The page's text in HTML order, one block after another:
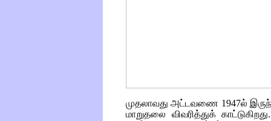
முதலாவது அட்டவணை 1947ல்
மாறுதலை விவரித்துக்